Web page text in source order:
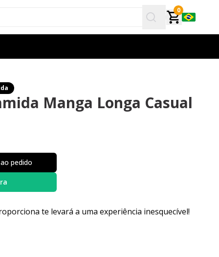
0
Manga Longa Casual
pedido
te levará a uma experiência inesquecível!